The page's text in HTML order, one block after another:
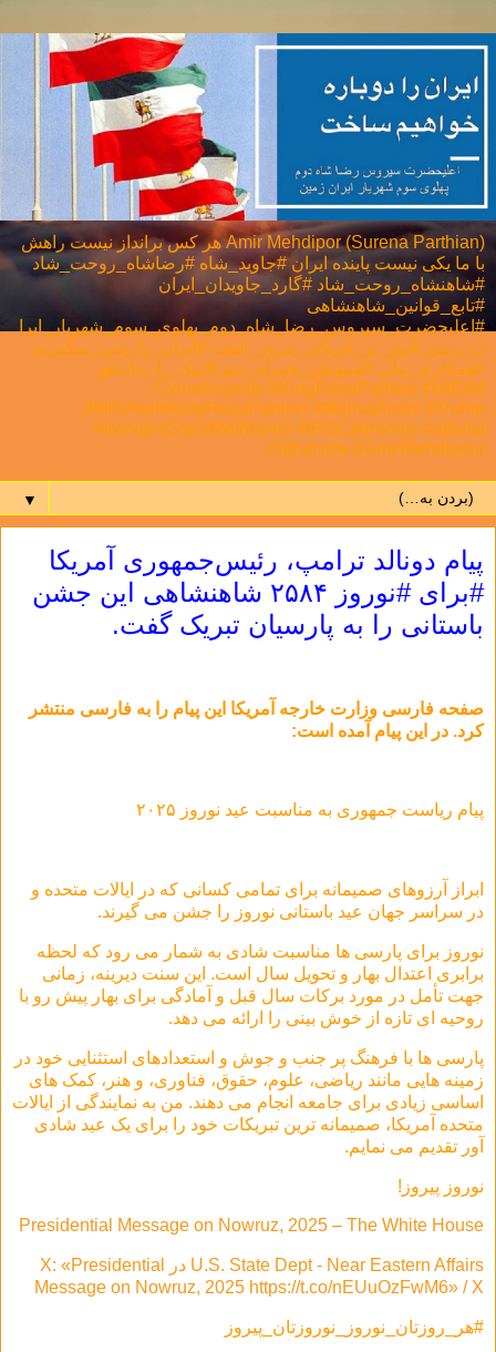
Amir Mehdipor (Surena Parthian) هر كس برانداز نيست راهش
با ما يكی نيست پاینده ایران #جاوید_شاه #رضاشاه_روحت_شاد
#شاهنشاه_روحت_شاد #گارد_جاویدان_ایران
#تابع_قوانین_شاهنشاهی
#اعلیحضرت_سیروس_رضا_شاه_دوم_پهلوی_سوم_شهریار_ایرا
ن_زمین #نور_بر_تاریکی_پیروز_است #ایران_را_پس_میگیریم
#همکاری_ملی⁩ #هموطن_همراه_شو #لبیک_یا_نتانیاهو
#CyrusAccords #KingRezaPahlavi #MIGA
#MIGAwithKingRezaPahlavi #MahsaAmini #Trump
#IraniansStandWithIsrael #IRGCterrorists #atheist
#atheisme #AmirMehdipour
▼
پیام دونالد ترامپ، رئیس‌جمهوری آمریکا
#برای #نوروز ۲۵۸۴ شاهنشاهی این جشن
باستانی را به پارسیان تبریک گفت.
صفحه فارسی وزارت خارجه آمریکا این پیام را به فارسی منتشر
کرد. در این پیام آمده است:
پیام ریاست جمهوری به مناسبت عید نوروز ۲۰۲۵
ابراز آرزوهای صمیمانه برای تمامی کسانی که در ایالات متحده و
در سراسر جهان عید باستانی نوروز را جشن می گیرند.
نوروز برای پارسی ها مناسبت شادی به شمار می رود که لحظه
برابری اعتدال بهار و تحویل سال است. این سنت دیرینه، زمانی
جهت تأمل در مورد برکات سال قبل و آمادگی برای بهار پیش رو با
روحیه ای تازه از خوش بینی را ارائه می دهد.
پارسی ها با فرهنگ پر جنب و جوش و استعدادهای استثنایی خود در
زمینه هایی مانند ریاضی، علوم، حقوق، فناوری، و هنر، کمک های
اساسی زیادی برای جامعه انجام می دهند. من به نمایندگی از ایالات
متحده آمریکا، صمیمانه ترین تبریکات خود را برای یک عید شادی
آور تقدیم می نمایم.
نوروز پیروز!
Presidential Message on Nowruz, 2025 – The White House
U.S. State Dept - Near Eastern Affairs در X: «Presidential
Message on Nowruz, 2025 https://t.co/nEUuOzFwM6» / X
#هر_روزتان_نوروز_نوروزتان_پیروز